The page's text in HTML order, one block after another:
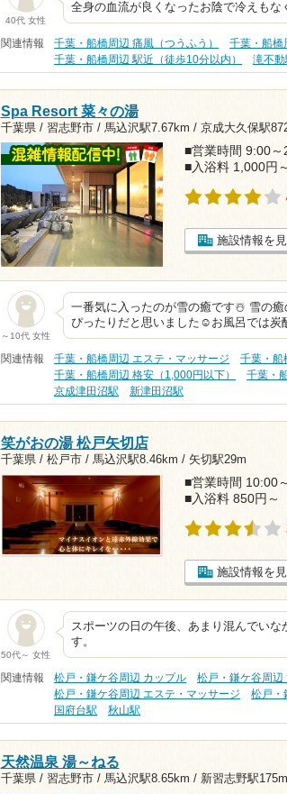
40代 女性
全身の血流が良くなったお陰で冷えも
関連情報 千葉・船橋周辺 痛風（つうふう） 千葉・船橋
千葉・船橋周辺 駅近（徒歩10分以内）
滝不動
Spa Resort 菜々の湯
千葉県 / 習志野市 / 馬込沢駅7.67km / 京成大久保駅
■営業時間 9:00～
■入浴料 1,000円～
施設情報を
～10代 女性
一番気に入ったのが雪の癒です☃️ 雪の
ぴったりだと思いました☺️お風呂では
関連情報 千葉・船橋周辺 エステ・マッサージ
千葉・船
千葉・船橋周辺 格安（1,000円以下）
千葉・
京成津田沼駅
新津田沼駅
笑がおの湯 松戸矢切店
千葉県 / 松戸市 / 馬込沢駅8.46km / 矢切駅29m
■営業時間 10:00
■入浴料 850円～
施設情報を
50代～ 女性
スポーツの日の午後、あまり混んでい
す。
関連情報 松戸・鎌ケ谷周辺 カップル
松戸・鎌ケ谷周
松戸・鎌ケ谷周辺 エステ・マッサージ
松戸・
国府台駅
秋山駅
天然温泉 湯～ねる
千葉県 / 習志野市 / 馬込沢駅8.65km / 新習志野駅175m